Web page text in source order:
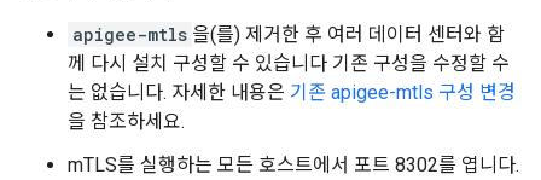
apigee-mtls 을(를) 제거한 후 여러 데이터 센터와 함
께 다시 설치 구성할 수 있습니다 기존 구성을 수정할 수
는 없습니다. 자세한 내용은 기존 apigee-mtls 구성 변경
을 참조하세요.
mTLS를 실행하는 모든 호스트에서 포트 8302를 엽니다.